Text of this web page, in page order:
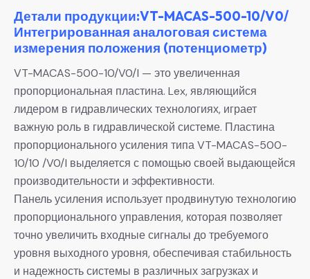
Детали продукции:VT-MACAS-500-10/V0/
Интегрированная аналоговая система
измерения положения (потенциометр)
VT-MACAS-500-10/V0/I — это увеличенная
пропорциональная пластина. Lex, являющийся
лидером в гидравлических технологиях, играет
важную роль в гидравлической системе. Пластина
пропорционального усиления типа VT-MACAS-500-
10/10 /V0/I выделяется с помощью своей выдающейся
производительности и эффективности.
Панель усиления использует продвинутую технологию
пропорционального управления, которая позволяет
точно увеличить входные сигналы до требуемого
уровня выходного уровня, обеспечивая стабильность
и надежность системы в различных загрузках и